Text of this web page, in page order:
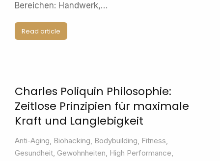
Bereichen: Handwerk,…
Read article
Charles Poliquin Philosophie:
Zeitlose Prinzipien für maximale
Kraft und Langlebigkeit
Anti-Aging, Biohacking, Bodybuilding, Fitness,
Gesundheit, Gewohnheiten, High Performance,